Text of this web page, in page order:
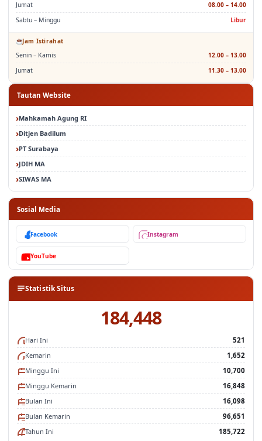
Jumat
08.00 – 14.00
Sabtu – Minggu
Libur
Jam Istirahat
Senin – Kamis
12.00 – 13.00
Jumat
11.30 – 13.00
Tautan Website
Mahkamah Agung RI
Ditjen Badilum
PT Surabaya
JDIH MA
SIWAS MA
Sosial Media
Facebook Instagram
YouTube
Statistik Situs
184,448
Hari Ini
521
Kemarin
1,652
Minggu Ini
10,700
Minggu Kemarin
16,848
Bulan Ini
16,098
Bulan Kemarin
96,651
Tahun Ini
185,722